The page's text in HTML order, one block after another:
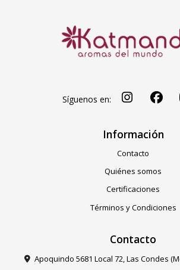
Síguenos en:
Información
Contacto
Quiénes somos
Certificaciones
Términos y Condiciones
Contacto
Apoquindo 5681 Local 72, Las Condes